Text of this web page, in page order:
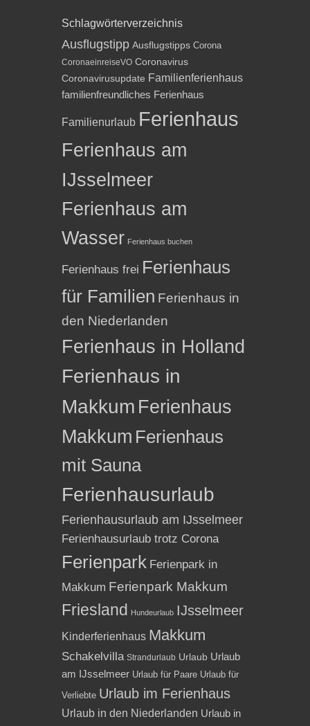
Schlagwörterverzeichnis
Ausflugstipp Ausflugstipps Corona
CoronaeinreiseVO Coronavirus
Coronavirusupdate Familienferienhaus
familienfreundliches Ferienhaus
Familienurlaub Ferienhaus
Ferienhaus am
IJsselmeer
Ferienhaus am
Wasser Ferienhaus buchen
Ferienhaus frei Ferienhaus
für Familien Ferienhaus in
den Niederlanden
Ferienhaus in Holland
Ferienhaus in
Makkum Ferienhaus
Makkum Ferienhaus
mit Sauna
Ferienhausurlaub
Ferienhausurlaub am IJsselmeer
Ferienhausurlaub trotz Corona
Ferienpark Ferienpark in
Makkum Ferienpark Makkum
Friesland Hundeurlaub IJsselmeer
Kinderferienhaus Makkum
Schakelvilla Strandurlaub Urlaub Urlaub
am IJsselmeer Urlaub für Paare Urlaub für
Verliebte Urlaub im Ferienhaus
Urlaub in den Niederlanden Urlaub in